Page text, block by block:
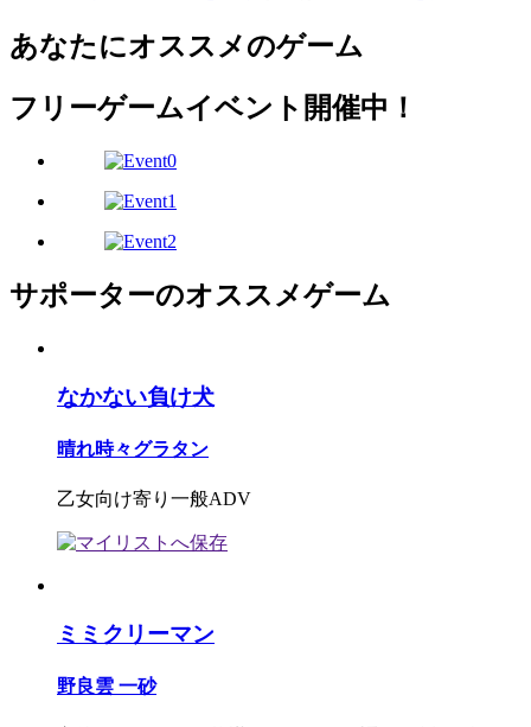
あなたにオススメのゲーム
フリーゲームイベント開催中！
サポーターのオススメゲーム
なかない負け犬
晴れ時々グラタン
乙女向け寄り一般ADV
ミミクリーマン
野良雲 一砂